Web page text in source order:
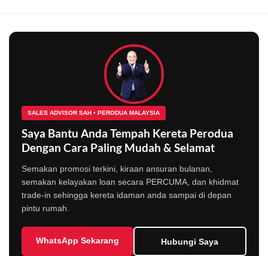
SALES ADVISOR SAH • PERODUA MALAYSIA
Saya Bantu Anda Tempah Kereta Perodua
Dengan Cara Paling Mudah & Selamat
Semakan promosi terkini, kiraan ansuran bulanan,
semakan kelayakan loan secara PERCUMA, dan khidmat
trade-in sehingga kereta idaman anda sampai di depan
pintu rumah.
WhatsApp Sekarang Hubungi Saya